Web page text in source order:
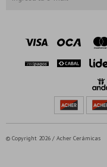
© Copyright 2026 / Acher Cerámicas